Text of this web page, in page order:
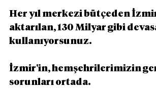
Her yıl merkezi bütçeden
aktarılan, 130 Milyar gibi
kullanıyorsunuz.
İzmir'in, hemşehrilerimizin
sorunları ortada.